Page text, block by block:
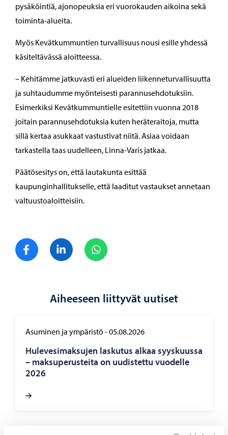
pysäköintiä, ajonopeuksia eri vuorokauden aikoina sekä
toiminta-alueita.
Myös Kevätkummuntien turvallisuus nousi esille yhdessä
käsiteltävässä aloitteessa.
– Kehitämme jatkuvasti eri alueiden liikenneturvallisuutta
ja suhtaudumme myönteisesti parannusehdotuksiin.
Esimerkiksi Kevätkummuntielle esitettiin vuonna 2018
joitain parannusehdotuksia kuten heräteraitoja, mutta
sillä kertaa asukkaat vastustivat niitä. Asiaa voidaan
tarkastella taas uudelleen, Linna-Varis jatkaa.
Päätösesitys on, että lautakunta esittää
kaupunginhallitukselle, että laaditut vastaukset annetaan
valtuustoaloitteisiin.
Jaa FacebookJaa LinkedIn
Aiheeseen liittyvät uutiset
Asuminen ja ympäristö-05.08.2026
Hu­le­ve­si­mak­su­jen las­ku­tus alkaa syys­kuus­sa
– mak­su­pe­rus­tei­ta on uu­dis­tet­tu vuo­del­le
2026